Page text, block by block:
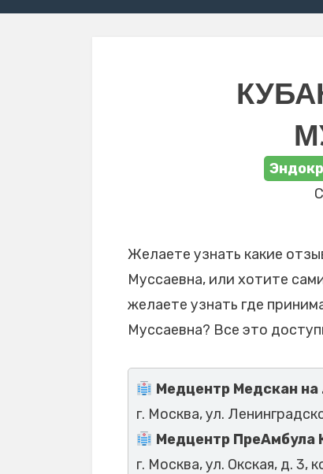
Желаете узнать какие
Муссаевна, или хотите
желаете узнать где
Муссаевна? Все это
Медцентр Медскан
г. Москва, ул.
Медцентр ПреАмбула
г. Москва, ул. Окская, д. 3,